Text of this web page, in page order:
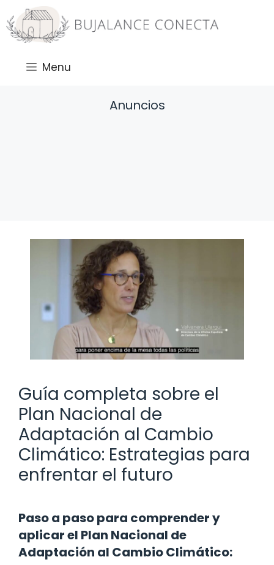
Saltar
al
contenido
Menu
Anuncios
Guía completa sobre el
Plan Nacional de
Adaptación al Cambio
Climático: Estrategias para
enfrentar el futuro
Paso a paso para comprender y
aplicar el Plan Nacional de
Adaptación al Cambio Climático: